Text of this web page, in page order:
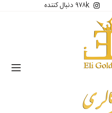
۹۷۸k دنبال کننده